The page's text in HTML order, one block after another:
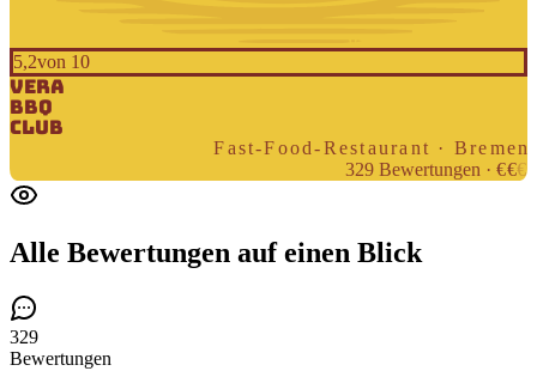
5,2von 10
Vera
BBQ
Club
Fast-Food-Restaurant · Bremen
329 Bewertungen ·€€€
Alle Bewertungen auf einen Blick
329
Bewertungen